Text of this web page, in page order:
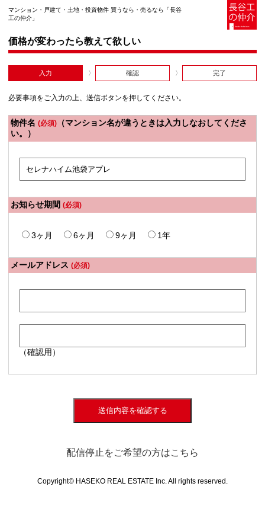
マンション・戸建て・土地・投資物件 買うなら・売るなら「長谷
工の仲介」
価格が変わったら教えて欲しい
入力 確認 完了
必要事項をご入力の上、送信ボタンを押してください。
物件名 (必須) （マンション名が違うときは入力しなおしてくださ
い。）
お知らせ期間 (必須)
3ヶ月 6ヶ月 9ヶ月 1年
メールアドレス (必須)
（確認用）
送信内容を確認する
配信停止をご希望の方はこちら
Copyright© HASEKO REAL ESTATE Inc. All rights reserved.